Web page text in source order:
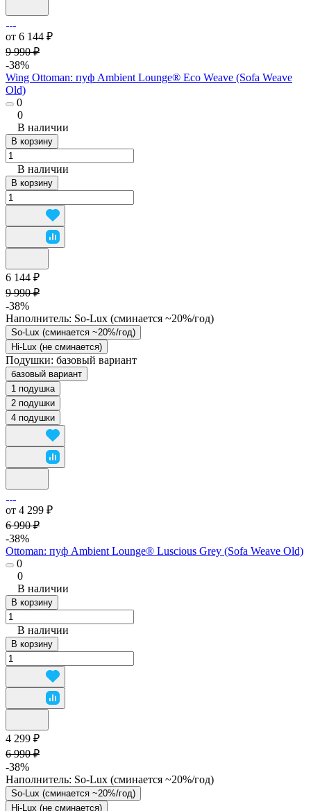
от 6 144 ₽
9 990 ₽
-38%
Wing Ottoman: пуф Ambient Lounge® Eco Weave (Sofa Weave
Old)
0
0
В наличии
В корзину
В наличии
В корзину
6 144 ₽
9 990 ₽
-38%
Наполнитель: So-Lux (cминается ~20%/год)
So-Lux (cминается ~20%/год)
Hi-Lux (не сминается)
Подушки: базовый вариант
базовый вариант
1 подушка
2 подушки
4 подушки
от 4 299 ₽
6 990 ₽
-38%
Ottoman: пуф Ambient Lounge® Luscious Grey (Sofa Weave Old)
0
0
В наличии
В корзину
В наличии
В корзину
4 299 ₽
6 990 ₽
-38%
Наполнитель: So-Lux (cминается ~20%/год)
So-Lux (cминается ~20%/год)
Hi-Lux (не сминается)